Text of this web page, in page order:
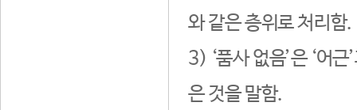
와 같은 층위로 처리함.
3) ‘품사 없음’은 ‘어
은 것을 말함.